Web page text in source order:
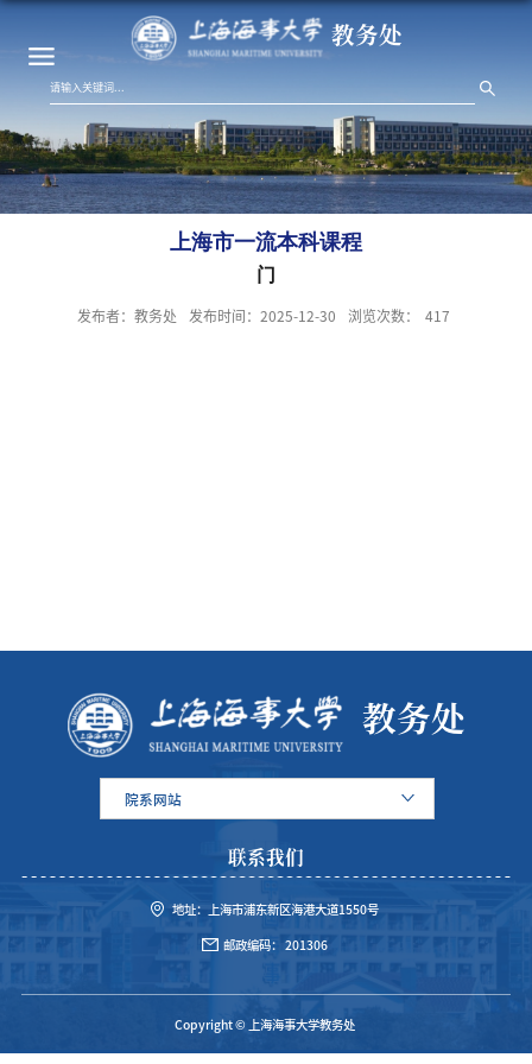
教务处
上海市一流本科课程
门
发布者：教务处 发布时间：2025-12-30 浏览次数： 417
教务处
院系网站
联系我们
地址：上海市浦东新区海港大道1550号
邮政编码： 201306
Copyright © 上海海事大学教务处